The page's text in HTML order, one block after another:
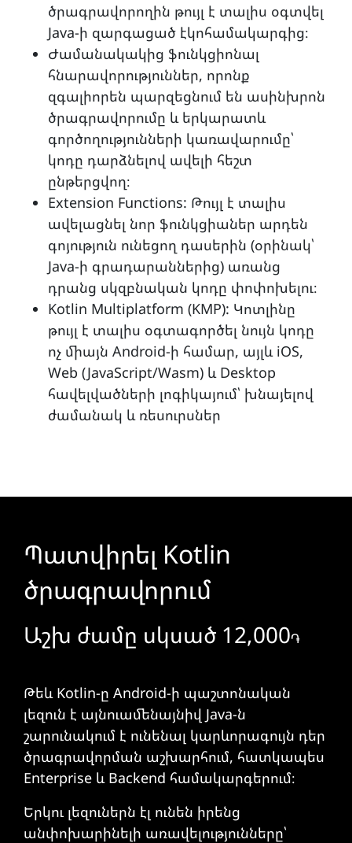
ծրագրավորողին թույլ է տալիս օգտվել
Java-ի զարգացած էկոհամակարգից։
Ժամանակակից ֆունկցիոնալ
հնարավորություններ, որոնք
զգալիորեն պարզեցնում են ասինխրոն
ծրագրավորումը և երկարատև
գործողությունների կառավարումը՝
կոդը դարձնելով ավելի հեշտ
ընթերցվող։
Extension Functions: Թույլ է տալիս
ավելացնել նոր ֆունկցիաներ արդեն
գոյություն ունեցող դասերին (օրինակ՝
Java-ի գրադարաններից) առանց
դրանց սկզբնական կոդը փոփոխելու։
Kotlin Multiplatform (KMP): Կոտլինը
թույլ է տալիս օգտագործել նույն կոդը
ոչ միայն Android-ի համար, այլև iOS,
Web (JavaScript/Wasm) և Desktop
հավելվածների լոգիկայում՝ խնայելով
ժամանակ և ռեսուրսներ
Պատվիրել Kotlin
ծրագրավորում
Աշխ ժամը սկսած 12,000֏
Թեև Kotlin-ը Android-ի պաշտոնական
լեզուն է այնուամենայնիվ Java-ն
շարունակում է ունենալ կարևորագույն դեր
ծրագրավորման աշխարհում, հատկապես
Enterprise և Backend համակարգերում։
Երկու լեզուներն էլ ունեն իրենց
անփոխարինելի առավելությունները՝